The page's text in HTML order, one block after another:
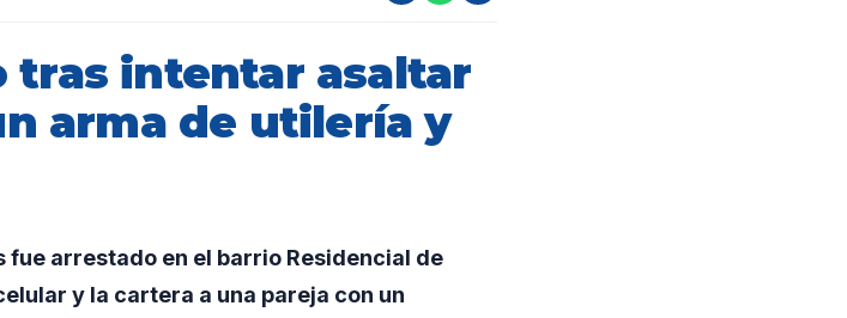
tras intentar asaltar
arma de utilería y
fue arrestado en el barrio Residencial de
y la cartera a una pareja con un